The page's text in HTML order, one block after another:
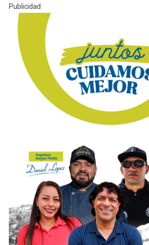
Publicidad